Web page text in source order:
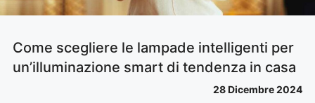
Come scegliere le lampade intelligenti per
un’illuminazione smart di tendenza in casa
28 Dicembre 2024